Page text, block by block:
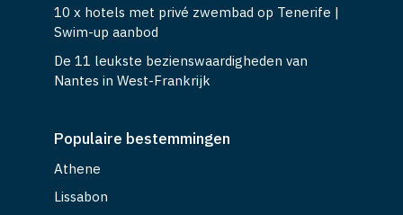
10 x hotels met privé zwembad op Tenerife |
Swim-up aanbod
De 11 leukste bezienswaardigheden van
Nantes in West-Frankrijk
Populaire bestemmingen
Athene
Lissabon